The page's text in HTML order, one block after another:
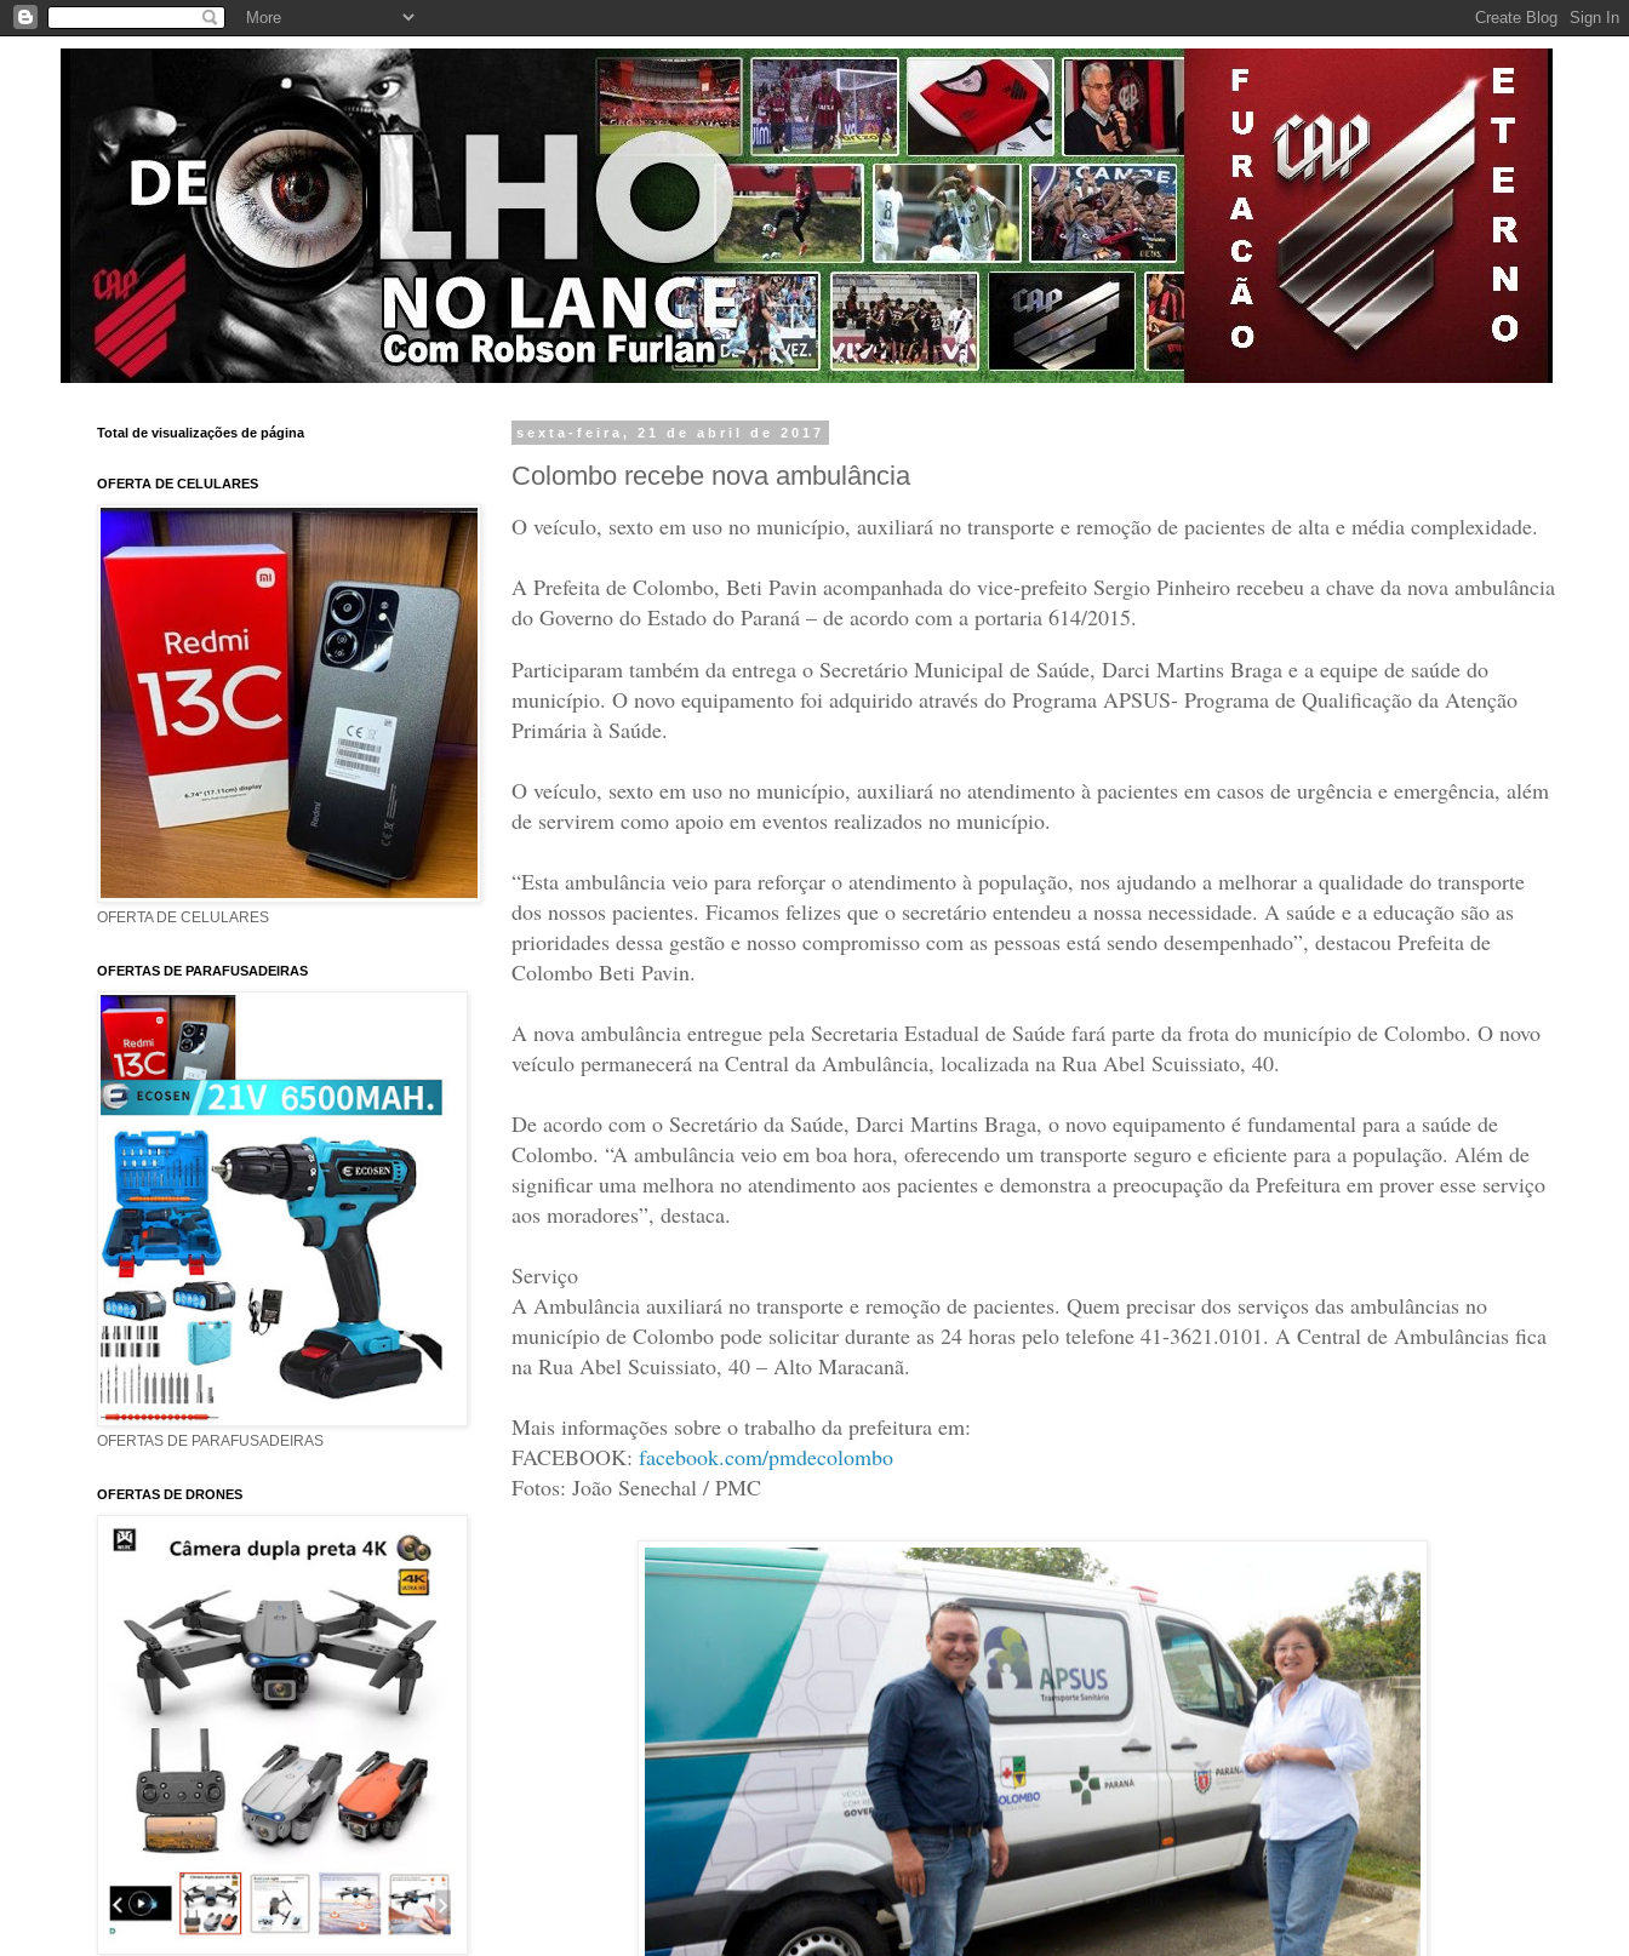
sexta-feira, 21 de abril de 2017
Colombo recebe nova ambulância
O veículo, sexto em uso no município, auxiliará no transporte e remoção de pacientes de alta e média complexidade.
A Prefeita de Colombo, Beti Pavin acompanhada do vice-prefeito Sergio Pinheiro recebeu a chave da nova ambulância
do Governo do Estado do Paraná – de acordo com a portaria 614/2015.
Participaram também da entrega o Secretário Municipal de Saúde, Darci Martins Braga e a equipe de saúde do
município. O novo equipamento foi adquirido através do Programa APSUS- Programa de Qualificação da Atenção
Primária à Saúde.
O veículo, sexto em uso no município, auxiliará no atendimento à pacientes em casos de urgência e emergência, além
de servirem como apoio em eventos realizados no município.
“Esta ambulância veio para reforçar o atendimento à população, nos ajudando a melhorar a qualidade do transporte
dos nossos pacientes. Ficamos felizes que o secretário entendeu a nossa necessidade. A saúde e a educação são as
prioridades dessa gestão e nosso compromisso com as pessoas está sendo desempenhado”, destacou Prefeita de
Colombo Beti Pavin.
A nova ambulância entregue pela Secretaria Estadual de Saúde fará parte da frota do município de Colombo. O novo
veículo permanecerá na Central da Ambulância, localizada na Rua Abel Scuissiato, 40.
De acordo com o Secretário da Saúde, Darci Martins Braga, o novo equipamento é fundamental para a saúde de
Colombo. “A ambulância veio em boa hora, oferecendo um transporte seguro e eficiente para a população. Além de
significar uma melhora no atendimento aos pacientes e demonstra a preocupação da Prefeitura em prover esse serviço
aos moradores”, destaca.
Serviço
A Ambulância auxiliará no transporte e remoção de pacientes. Quem precisar dos serviços das ambulâncias no
município de Colombo pode solicitar durante as 24 horas pelo telefone 41-3621.0101. A Central de Ambulâncias fica
na Rua Abel Scuissiato, 40 – Alto Maracanã.
Mais informações sobre o trabalho da prefeitura em:
FACEBOOK: facebook.com/pmdecolombo
Fotos: João Senechal / PMC
Total de visualizações de página
OFERTA DE CELULARES
OFERTA DE CELULARES
OFERTAS DE PARAFUSADEIRAS
OFERTAS DE PARAFUSADEIRAS
OFERTAS DE DRONES